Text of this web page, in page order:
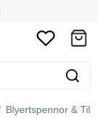
Blyertspennor &